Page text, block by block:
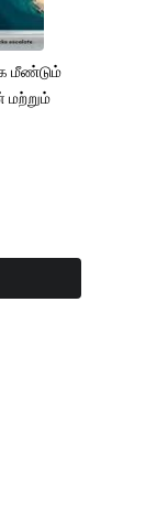
மீண்டும்
மற்றும்